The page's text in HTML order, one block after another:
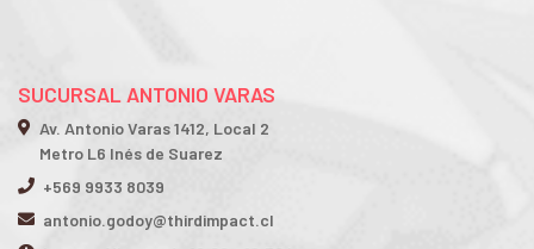
SUCURSAL ANTONIO VARAS
Av. Antonio Varas 1412, Local 2
Metro L6 Inés de Suarez
+569 9933 8039
antonio.godoy@thirdimpact.cl